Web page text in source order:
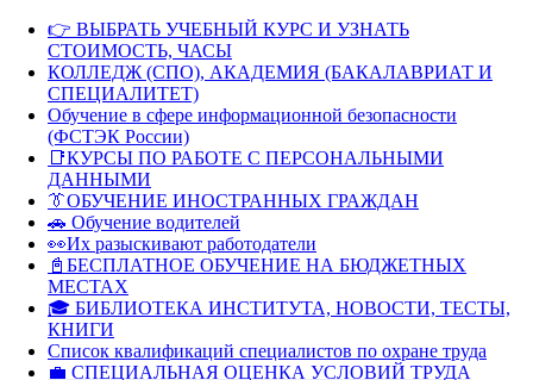
👉 ВЫБРАТЬ УЧЕБНЫЙ КУРС И УЗНАТЬ
СТОИМОСТЬ, ЧАСЫ
КОЛЛЕДЖ (СПО), АКАДЕМИЯ (БАКАЛАВРИАТ И
СПЕЦИАЛИТЕТ)
Обучение в сфере информационной безопасности
(ФСТЭК России)
📑КУРСЫ ПО РАБОТЕ С ПЕРСОНАЛЬНЫМИ
ДАННЫМИ
👔ОБУЧЕНИЕ ИНОСТРАННЫХ ГРАЖДАН
🚗 Обучение водителей
👀Их разыскивают работодатели
📓БЕСПЛАТНОЕ ОБУЧЕНИЕ НА БЮДЖЕТНЫХ
МЕСТАХ
🎓 БИБЛИОТЕКА ИНСТИТУТА, НОВОСТИ, ТЕСТЫ,
КНИГИ
Список квалификаций специалистов по охране труда
💼 СПЕЦИАЛЬНАЯ ОЦЕНКА УСЛОВИЙ ТРУДА